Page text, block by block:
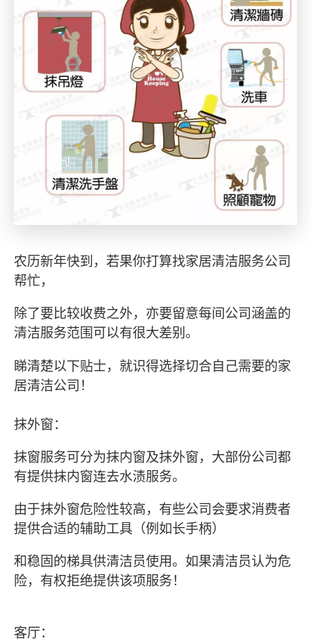
农历新年快到，若果你打算找家居清洁服务公司
帮忙，
除了要比较收费之外，亦要留意每间公司涵盖的
清洁服务范围可以有很大差别。
睇清楚以下贴士，就识得选择切合自己需要的家
居清洁公司！
抹外窗：
抹窗服务可分为抹内窗及抹外窗，大部份公司都
有提供抹内窗连去水渍服务。
由于抹外窗危险性较高，有些公司会要求消费者
提供合适的辅助工具（例如长手柄）
和稳固的梯具供清洁员使用。如果清洁员认为危
险，有权拒绝提供该项服务！
客厅：